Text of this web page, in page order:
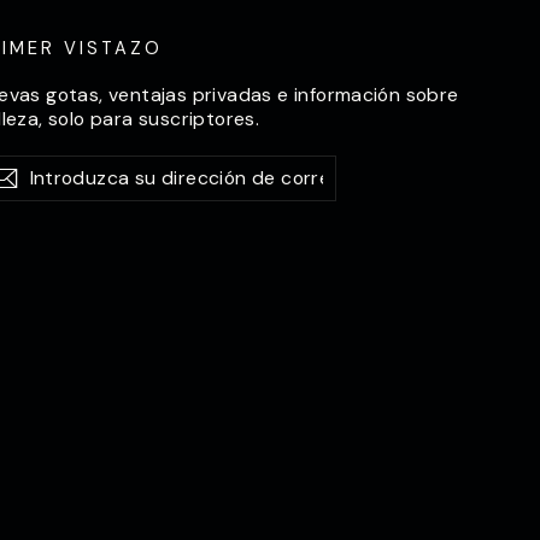
VISTAZO
gotas, ventajas privadas e información sobre
solo para suscriptores.
Suscríbase
a